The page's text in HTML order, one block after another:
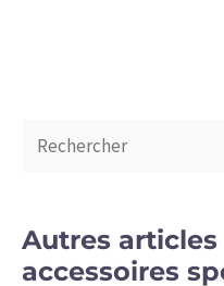
Autres
accessoires